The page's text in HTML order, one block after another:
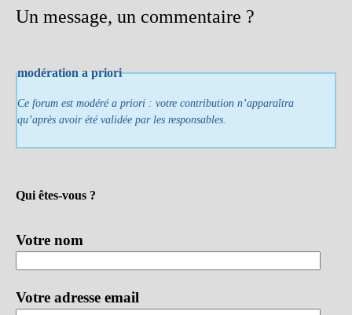
Un message, un commentaire ?
modération a priori
Ce forum est modéré a priori : votre contribution n’apparaîtra
qu’après avoir été validée par les responsables.
Qui êtes-vous ?
Votre nom
Votre adresse email